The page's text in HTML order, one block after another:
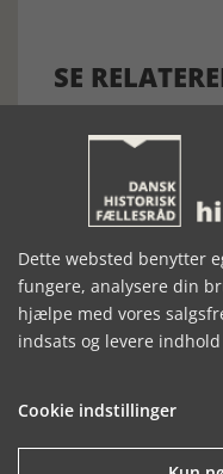
SE
SAXO - HANS
VÆRK - HANS
VERDEN
Dette websted benytter
fungere, analysere din
hjælpe med vores
indsats og levere
Cookie indstillinger